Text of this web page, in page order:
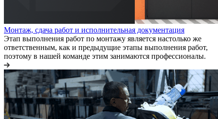
Монтаж, сдача работ и исполнительная документация
Этап выполнения работ по монтажу является настолько же
ответственным, как и предыдущие этапы выполнения работ,
поэтому в нашей команде этим занимаются профессионалы.